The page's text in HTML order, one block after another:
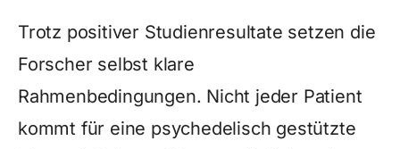
Trotz positiver Studienresultate setzen die
Forscher selbst klare
Rahmenbedingungen. Nicht jeder Patient
kommt für eine psychedelisch gestützte